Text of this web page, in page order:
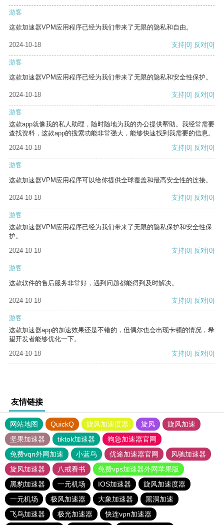
游客
这款加速器VPM应用程序已经为我们带来了无限的隐私和自由。
2024-10-18 支持[0] 反对[0]
游客
这款加速器VPM应用程序已经为我们带来了无限的隐私和安全性保护。
2024-10-18 支持[0] 反对[0]
游客
这款app就像我的私人助理，随时随地为我的办公提供帮助。我经常需要
查找资料，这款app的搜索功能非常强大，能够快速找到我需要的信息。
2024-10-18
支持[0] 反对[0]
游客
这款加速器VPM应用程序可以给你提供全球覆盖和最高安全性的连接。
2024-10-18 支持[0] 反对[0]
游客
这款加速器VPM应用程序已经为我们带来了无限的隐私保护和安全性保
护。
2024-10-18
支持[0] 反对[0]
游客
这款软件的售后服务非常好，遇到问题都能得到及时解决。
2024-10-18 支持[0] 反对[0]
游客
这款加速器app的加速效果还是不错的，但偶尔也会出现卡顿的情况，希
望开发者能够优化一下。
2024-10-18
支持[0] 反对[0]
友情链接
网站地图 QuickQ 旋风加速度器 旋风
旋风加速
坚果加速器
tiktok加速器
狗急加速器官网
免费vqn外网加速
小蓝鸟 优途加速器官网
风驰加速器
旋风加速器
八戒看书
免费vps加速器外网苹果版
黑豹加速器
一元机场 IOS加速器
旋风加速度器
一元机场
极风加速器 大象加速器
黑洞加速
飞鸟加速器
极光加速器 快连vρn加速器